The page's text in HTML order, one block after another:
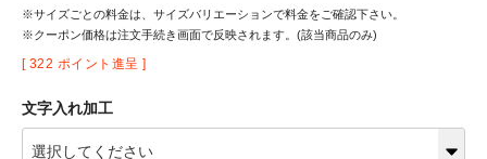
※サイズごとの料金は、サイズバリエーションで料金をご確認下さい。
※クーポン価格は注文手続き画面で反映されます。(該当商品のみ)
[ 322 ポイント進呈 ]
文字入れ加工